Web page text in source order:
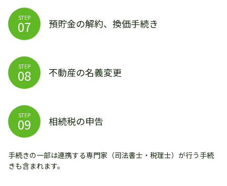
STEP
07 預貯金の解約、換価手続き
STEP
08 不動産の名義変更
STEP
09 相続税の申告
手続きの一部は連携する専門家（司法書士・税理士）が行う手続
きも含まれます。